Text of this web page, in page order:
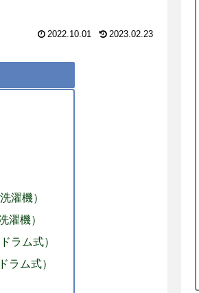
2022.10.01 2023.02.23
濯機）
機）
ラム式）
ム式）